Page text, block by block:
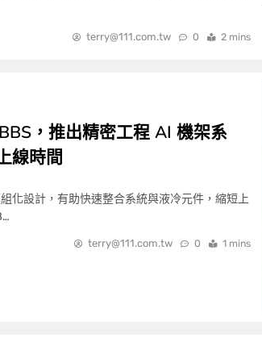
terry@111.com.tw 0 2 mins
，推出精密工程 AI 機架系
線時間
化設計，有助快速整合系統與液冷元件，縮短上
terry@111.com.tw 0 1 mins